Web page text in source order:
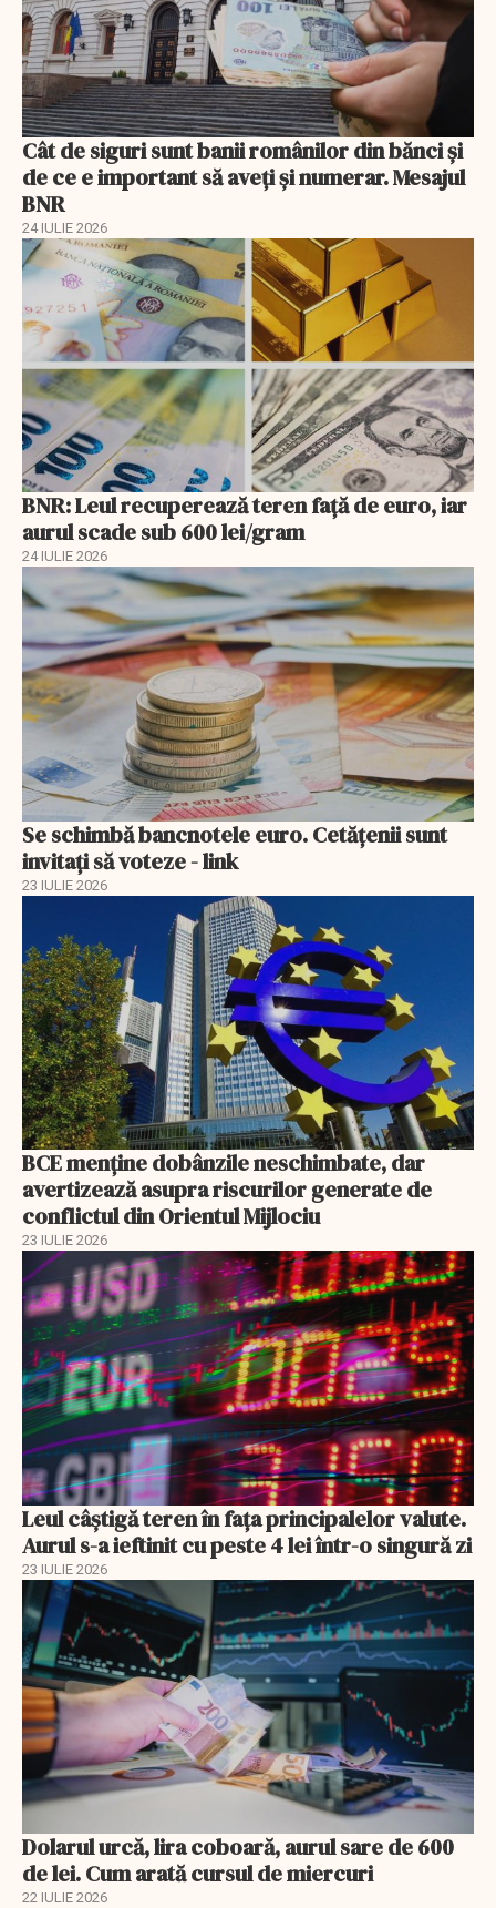
Cât de siguri sunt banii românilor din bănci şi
de ce e important să aveţi şi numerar. Mesajul
BNR
24 IULIE 2026
BNR: Leul recuperează teren faţă de euro, iar
aurul scade sub 600 lei/gram
24 IULIE 2026
Se schimbă bancnotele euro. Cetățenii sunt
invitați să voteze - link
23 IULIE 2026
BCE menține dobânzile neschimbate, dar
avertizează asupra riscurilor generate de
conflictul din Orientul Mijlociu
23 IULIE 2026
Leul câștigă teren în fața principalelor valute.
Aurul s-a ieftinit cu peste 4 lei într-o singură zi
23 IULIE 2026
Dolarul urcă, lira coboară, aurul sare de 600
de lei. Cum arată cursul de miercuri
22 IULIE 2026